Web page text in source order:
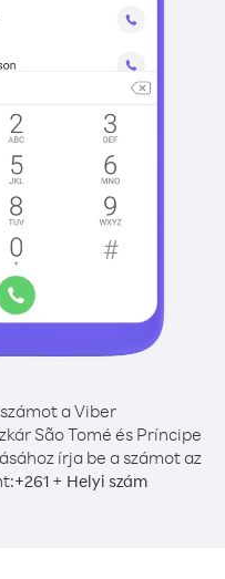
a Viber
São Tomé és Príncipe
írja be a számot az
+261 + Helyi szám